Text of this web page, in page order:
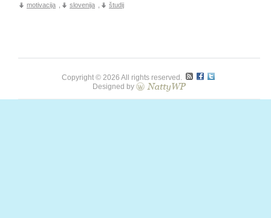
motivacija
slovenija študij
Copyright © 2026 All rights reserved.
Designed by